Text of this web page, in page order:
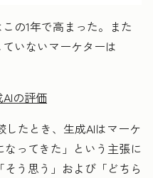
の1年で高まった。また
いないマーケターは
の評価
したとき、生成AIはマーケ
ってきた」という主張に
う思う」および「どちら